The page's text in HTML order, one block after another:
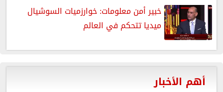
خبير أمن معلومات: خوارزميات السوشيال
ميديا تتحكم في العالم
أهم الأخبار